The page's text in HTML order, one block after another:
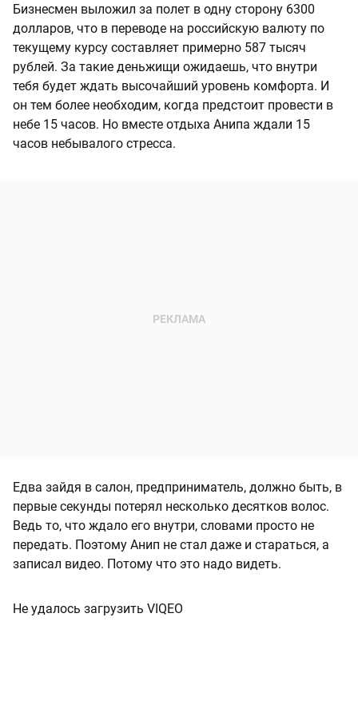
Бизнесмен выложил за полет в одну сторону 6300
долларов, что в переводе на российскую валюту по
текущему курсу составляет примерно 587 тысяч
рублей. За такие деньжищи ожидаешь, что внутри
тебя будет ждать высочайший уровень комфорта. И
он тем более необходим, когда предстоит провести в
небе 15 часов. Но вместе отдыха Анипа ждали 15
часов небывалого стресса.
Едва зайдя в салон, предприниматель, должно быть, в
первые секунды потерял несколько десятков волос.
Ведь то, что ждало его внутри, словами просто не
передать. Поэтому Анип не стал даже и стараться, а
записал видео. Потому что это надо видеть.
Не удалось загрузить VIQEO